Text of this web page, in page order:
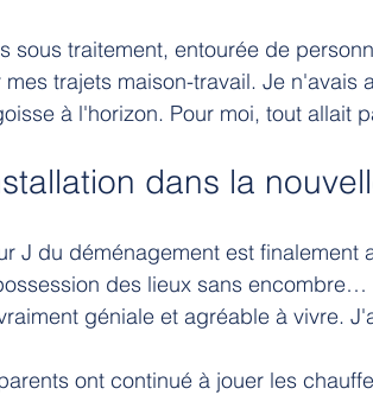
sous traitement, entourée de
mes trajets maison-travail. Je
à l'horizon. Pour moi, tout allait
dans la
J du déménagement est
des lieux sans
géniale et agréable à vivre.
ont continué à jouer les